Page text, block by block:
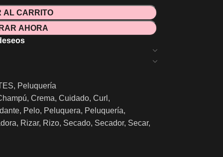
AL CARRITO
AHORA
, Peluquería
, Crema, Cuidado, Curl ,
, Pelo, Peluquera, Peluquería,
, Rizar, Rizo, Secado, Secador, Secar,